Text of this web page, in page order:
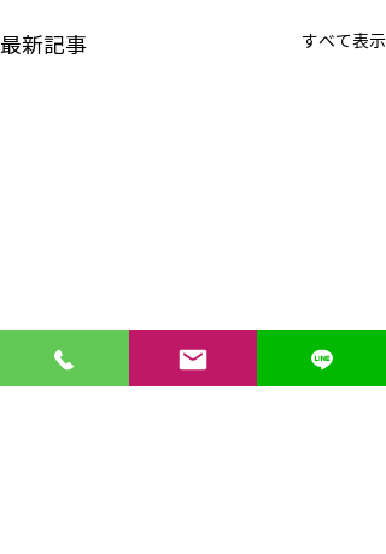
最新記事 すべて表示